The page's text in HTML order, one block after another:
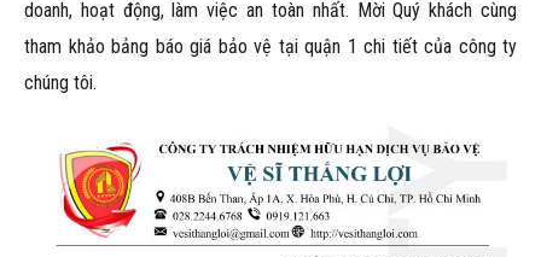
doanh, hoạt động, làm việc an toàn nhất. Mời Quý khách cùng
tham khảo bảng báo giá bảo vệ tại quận 1 chi tiết của công ty
chúng tôi.